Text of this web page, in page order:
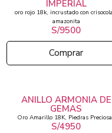
IMPERIAL
oro rojo 18k, incrustado con
amazonita
S/9500
Comprar
ANILLO ARMONIA DE
GEMAS
Oro Amarillo 18K, Piedras
S/4950